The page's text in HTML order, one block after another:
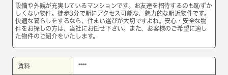
設備や外観が充実しているマンションです。お友達を招待するのも恥ずか
しくない物件。徒歩3分で駅にアクセス可能な、魅力的な駅近物件です。
快適な暮らしをするなら、住まい選びが大切ですよね。安心・安全な物
件をお探しの方は、当社にお任せ下さい。また、お客様のご希望に適し
た物件のご紹介をいたします。
賃料 ****